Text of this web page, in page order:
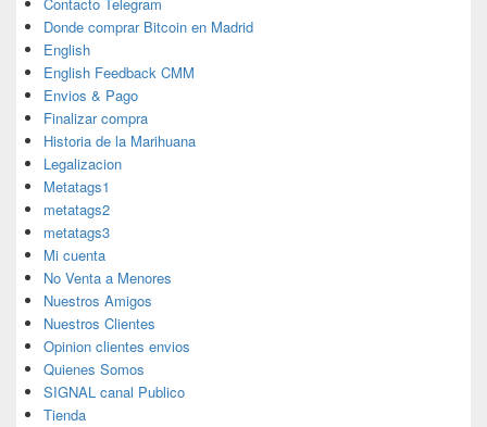
Donde comprar Bitcoin en Madrid
English
English Feedback CMM
Envios & Pago
Finalizar compra
Historia de la Marihuana
Legalizacion
Metatags1
metatags2
metatags3
Mi cuenta
No Venta a Menores
Nuestros Amigos
Nuestros Clientes
Opinion clientes envios
Quienes Somos
SIGNAL canal Publico
Tienda